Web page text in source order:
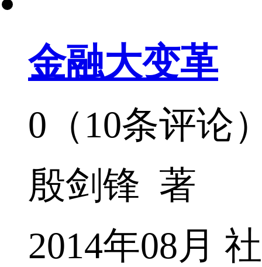
金融大变革
0（10条评论
殷剑锋 著
2014年08月